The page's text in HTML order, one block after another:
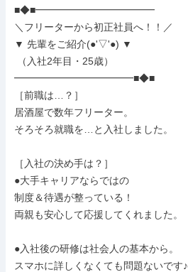
■◆■━━━━━━━━━━━━
＼フリーターから初正社員へ！！／
▼ 先輩をご紹介(●'▽'●) ▼
━━━━━━━━━━━━■◆■
［前職は…？］
居酒屋で数年フリーター。
そろそろ就職を…と入社しました。
［入社の決め手は？］
●大手キャリアならではの
制度＆待遇が整っている！
両親も安心して応援してくれました。
●入社後の研修は社会人の基本から。
スマホに詳しくなくても問題ないです♪